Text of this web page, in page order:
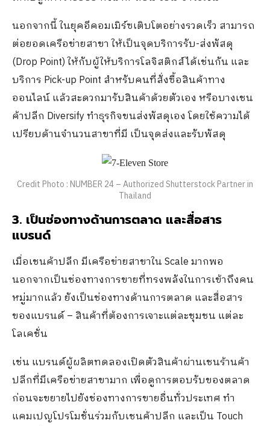
นอกจากนี้ ในยุคอีคอมเมิร์ซเติบโตอย่างรวดเร็ว สามารถ
ต่อยอดเครือข่ายสาขา ให้เป็นจุดบริการรับ-ส่งพัสดุ
(Drop Point) ให้กับผู้ให้บริการโลจิสติกส์ได้เช่นกัน และ
บริการ Pick-up Point สำหรับคนที่สั่งซื้อสินค้าทาง
ออนไลน์ แล้วสะดวกมารับสินค้าด้วยตัวเอง หรือบางเชน
ค้าปลีก Diversify ทำธุรกิจขนส่งพัสดุเอง โดยใช้ความได้
เปรียบด้านจำนวนสาขาที่มี เป็นจุดส่งและรับพัสดุ
Credit Photo : NUMBER 24 – Authorized Shutterstock Partner in
Thailand
3. เป็นช่องทางด้านการตลาด และสื่อสาร
แบรนด์
เมื่อเชนค้าปลีก มีเครือข่ายสาขาใน Scale มากพอ
นอกจากเป็นช่องทางการขายที่ทรงพลังในการเข้าถึงคน
หมู่มากแล้ว ยังเป็นช่องทางด้านการตลาด และสื่อสาร
ของแบรนด์ – สินค้าที่ต้องการเจาะแต่ละชุมชน แต่ละ
โลเคชั่น
เช่น แบรนด์ผู้ผลิตทดลองเปิดตัวสินค้าผ่านเชนร้านค้า
ปลีกที่มีเครือข่ายสาขามาก เพื่อดูการตอบรับของตลาด
ก่อนจะขยายไปยังช่องทางการขายอื่นทั่วประเทศ ทำ
แคมเปญโปรโมชั่นร่วมกับเชนค้าปลีก และเป็น Touch